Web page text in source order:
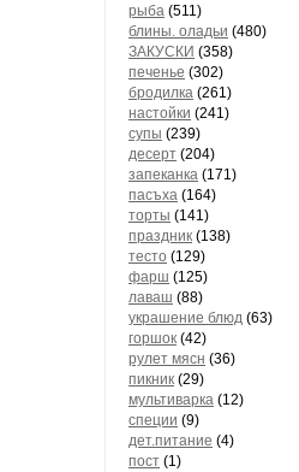
рыба (511)
блины. оладьи (480)
ЗАКУСКИ (358)
печенье (302)
бродилка (261)
настойки (241)
супы (239)
десерт (204)
запеканка (171)
пасъха (164)
торты (141)
праздник (138)
тесто (129)
фарш (125)
лаваш (88)
украшение блюд (63)
горшок (42)
рулет мясн (36)
пикник (29)
мультиварка (12)
специи (9)
дет.питание (4)
пост (1)